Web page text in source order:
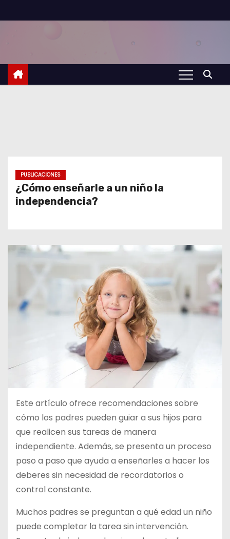
a
r
PUBLICACIONES
¿Cómo enseñarle a un niño la
independencia?
Este artículo ofrece recomendaciones sobre
cómo los padres pueden guiar a sus hijos para
que realicen sus tareas de manera
independiente. Además, se presenta un proceso
paso a paso que ayuda a enseñarles a hacer los
deberes sin necesidad de recordatorios o
control constante.
Muchos padres se preguntan a qué edad un niño
puede completar la tarea sin intervención.